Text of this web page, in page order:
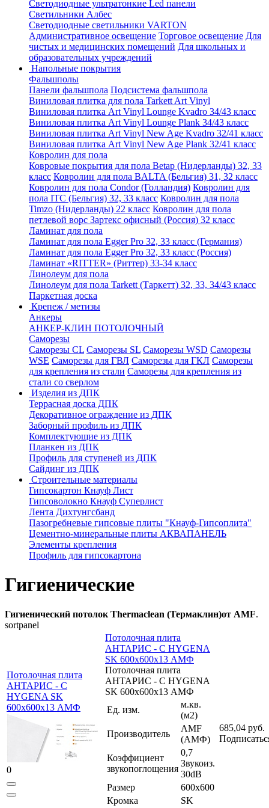
Светодиодные ультратонкие Led панели
Светильники Албес
Светодиодные светильники VARTON
Административное освещение Торговое освещение Для
чистых и медицинских помещений Для школьных и
образовательных учреждений
Напольные покрытия
Фальшполы
Панели фальшпола Подсистема фальшпола
Виниловая плитка для пола Tarkett Art Vinyl
Виниловая плитка Art Vinyl Lounge Kvadro 34/43 класс
Виниловая плитка Art Vinyl Lounge Plank 34/43 класс
Виниловая плитка Art Vinyl New Age Kvadro 32/41 класс
Виниловая плитка Art Vinyl New Age Plank 32/41 класс
Ковролин для пола
Ковровые покрытия для пола Betap (Нидерланды) 32, 33
класс Ковролин для пола BALTA (Бельгия) 31, 32 класс
Ковролин для пола Condor (Голландия) Ковролин для
пола ITC (Бельгия) 32, 33 класс Ковролин для пола
Timzo (Нидерланды) 22 класс Ковролин для пола
петлевой ворс Зартекс офисный (Россия) 32 класс
Ламинат для пола
Ламинат для пола Egger Pro 32, 33 класс (Германия)
Ламинат для пола Egger Pro 32, 33 класс (Россия)
Ламинат «RITTER» (Риттер) 33-34 класс
Линолеум для пола
Линолеум для пола Tarkett (Таркетт) 32, 33, 34/43 класс
Паркетная доска
Крепеж / метизы
Анкеры
АНКЕР-КЛИН ПОТОЛОЧНЫЙ
Саморезы
Саморезы CL Саморезы SL Саморезы WSD Саморезы
WSE Саморезы для ГВЛ Саморезы для ГКЛ Саморезы
для крепления из стали Саморезы для крепления из
стали со сверлом
Изделия из ДПК
Террасная доска ДПК
Декоративное ограждение из ДПК
Заборный профиль из ДПК
Комплектующие из ДПК
Планкен из ДПК
Профиль для ступеней из ДПК
Сайдинг из ДПК
Строительные материалы
Гипсокартон Кнауф Лист
Гипсоволокно Кнауф Суперлист
Лента Дихтунгсбанд
Пазогребневые гипсовые плиты "Кнауф-Гипсоплита"
Цементно-минеральные плиты АКВАПАНЕЛЬ
Элементы крепления
Профиль для гипсокартона
Гигиенические
Гигиенический потолок Thermaclean (Термаклин)от AMF.
sortpanel
Потолочная плита
АНТАРИС - C
HYGENA SK
600x600x13 АМФ
0
Потолочная плита
АНТАРИС - C HYGENA
SK 600x600x13 АМФ
Потолочная плита
АНТАРИС - C HYGENA
SK 600x600x13 АМФ
Ед. изм.
м.кв.
(м2)
Производитель
AMF
(АМФ)
Коэффициент
звукопоглощения
0,7
Звукоиз.
30dB
Размер
600x600
Кромка
SK
685,04 руб.